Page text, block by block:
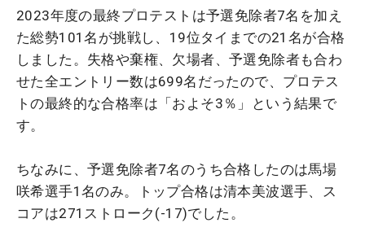
2023年度の最終プロテストは予選免除者7名を加え
た総勢101名が挑戦し、19位タイまでの21名が合格
しました。失格や棄権、欠場者、予選免除者も合わ
せた全エントリー数は699名だったので、プロテス
トの最終的な合格率は「およそ3％」という結果で
す。
ちなみに、予選免除者7名のうち合格したのは馬場
咲希選手1名のみ。トップ合格は清本美波選手、ス
コアは271ストローク(-17)でした。